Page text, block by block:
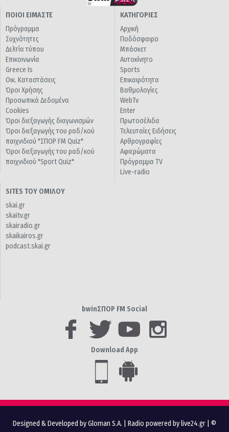
ΠΟΙΟΙ ΕΙΜΑΣΤΕ
Πρόγραμμα
Συχνότητες
Δελτία τύπου
Επικοινωνία
Greece Is
Οικ. Καταστάσεις
Όροι Χρήσης
Προσωπικά Δεδομένα
Cookies
Όροι διεξαγωγής διαγωνισμών
Όροι διεξαγωγής του ραδ/κού
παιχνιδιού "ΣΠΟΡ FM Quiz"
Όροι διεξαγωγής του ραδ/κού
παιχνιδιού "Sport Quiz"
ΚΑΤΗΓΟΡΙΕΣ
Αρχική
Ποδόσφαιρο
Μπάσκετ
Αυτοκίνητο
Sports
Επικαιρότητα
Βαθμολογίες
WebTv
Enter
Πρωτοσέλιδα
Τελευταίες Ειδήσεις
Αρθρογραφίες
Αφιερώματα
Πρόγραμμα TV
Live-radio
SITES ΤΟΥ ΟΜΙΛΟΥ
skai.gr
skaitv.gr
skairadio.gr
skaikairos.gr
podcast.skai.gr
bwinΣΠΟΡ FM Social
Download App
Designed & Developed by Gloman S.A. Radio powered by live24.gr | ©